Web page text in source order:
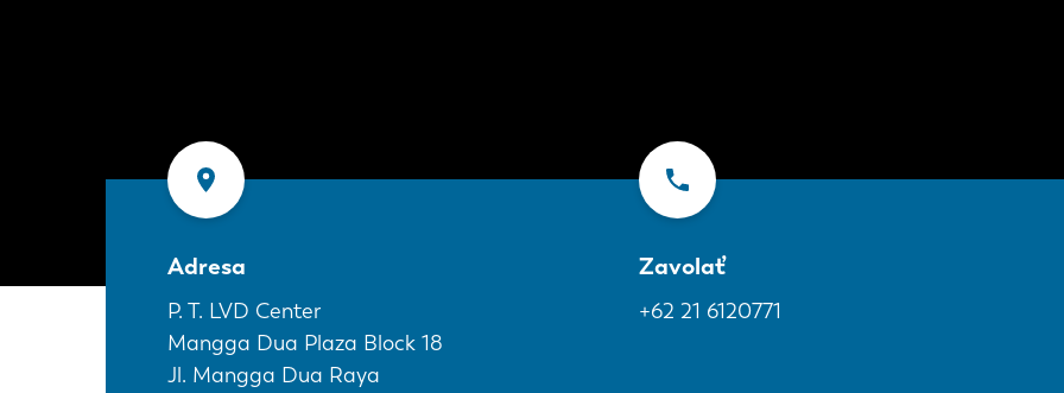
Adresa
P. T. LVD Center
Mangga Dua Plaza Block 18
Jl. Mangga Dua Raya
Zavolať
+62 21 6120771